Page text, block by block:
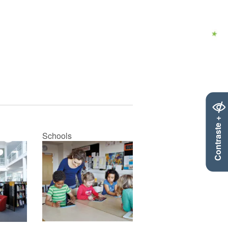
Contraste +
Schools